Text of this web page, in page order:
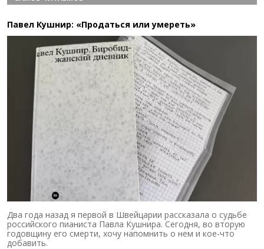
Павел Кушнир: «Продаться или умереть»
Два года назад я первой в Швейцарии рассказала о судьбе
российского пианиста Павла Кушнира. Сегодня, во вторую
годовщину его смерти, хочу напомнить о нем и кое-что
добавить.